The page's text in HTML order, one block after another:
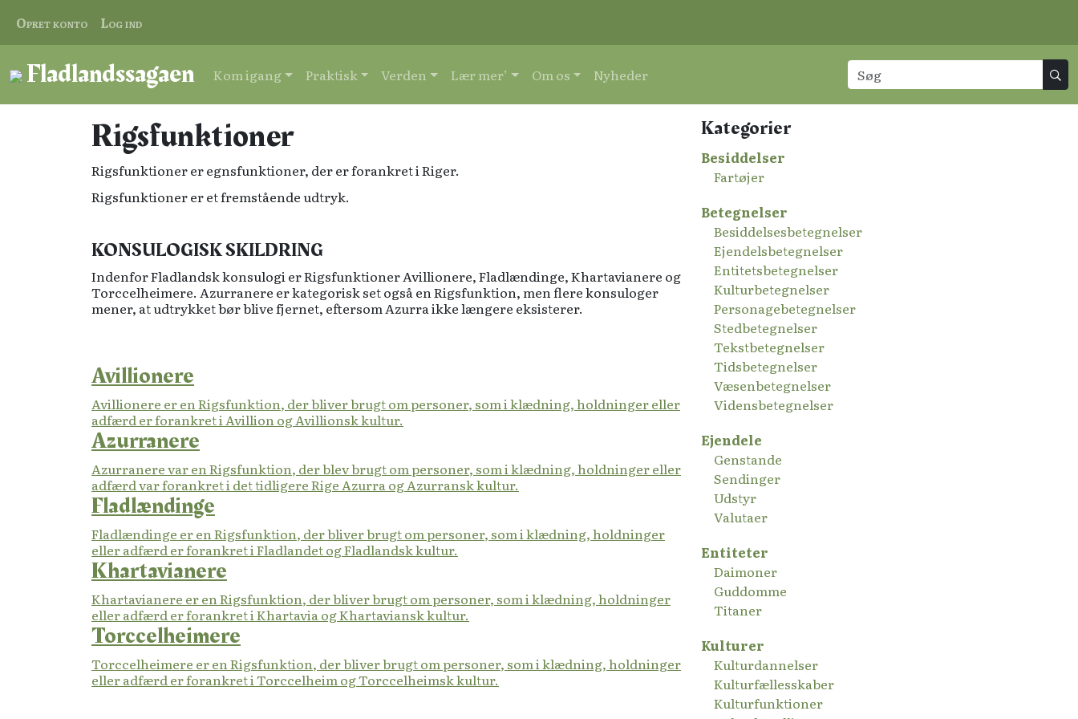
Opret konto Log ind
Fladlandssagaen Kom igang Praktisk Verden Lær mer’ Om os Nyheder
Rigsfunktioner
Rigsfunktioner er egnsfunktioner, der er forankret i Riger.
Rigsfunktioner er et fremstående udtryk.
KONSULOGISK SKILDRING
Indenfor Fladlandsk konsulogi er Rigsfunktioner Avillionere, Fladlændinge, Khartavianere og
Torccelheimere. Azurranere er kategorisk set også en Rigsfunktion, men flere konsuloger
mener, at udtrykket bør blive fjernet, eftersom Azurra ikke længere eksisterer.
Avillionere
Avillionere er en Rigsfunktion, der bliver brugt om personer, som i klædning, holdninger eller
adfærd er forankret i Avillion og Avillionsk kultur.
Azurranere
Azurranere var en Rigsfunktion, der blev brugt om personer, som i klædning, holdninger eller
adfærd var forankret i det tidligere Rige Azurra og Azurransk kultur.
Fladlændinge
Fladlændinge er en Rigsfunktion, der bliver brugt om personer, som i klædning, holdninger
eller adfærd er forankret i Fladlandet og Fladlandsk kultur.
Khartavianere
Khartavianere er en Rigsfunktion, der bliver brugt om personer, som i klædning, holdninger
eller adfærd er forankret i Khartavia og Khartaviansk kultur.
Torccelheimere
Torccelheimere er en Rigsfunktion, der bliver brugt om personer, som i klædning, holdninger
eller adfærd er forankret i Torccelheim og Torccelheimsk kultur.
Kategorier
Besiddelser
Fartøjer
Betegnelser
Besiddelsesbetegnelser
Ejendelsbetegnelser
Entitetsbetegnelser
Kulturbetegnelser
Personagebetegnelser
Stedbetegnelser
Tekstbetegnelser
Tidsbetegnelser
Væsenbetegnelser
Vidensbetegnelser
Ejendele
Genstande
Sendinger
Udstyr
Valutaer
Entiteter
Daimoner
Guddomme
Titaner
Kulturer
Kulturdannelser
Kulturfællesskaber
Kulturfunktioner